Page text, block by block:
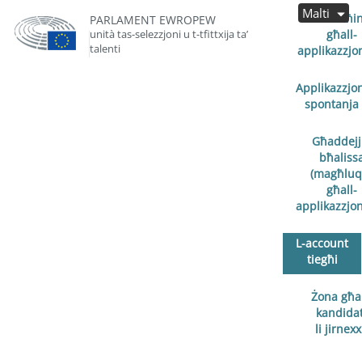
PARLAMENT EWROPEW
unità tas-selezzjoni u t-tfittxija ta’
talenti
għall-
spontanja
għall-
L-account
tiegħi
Żona
li
Malti